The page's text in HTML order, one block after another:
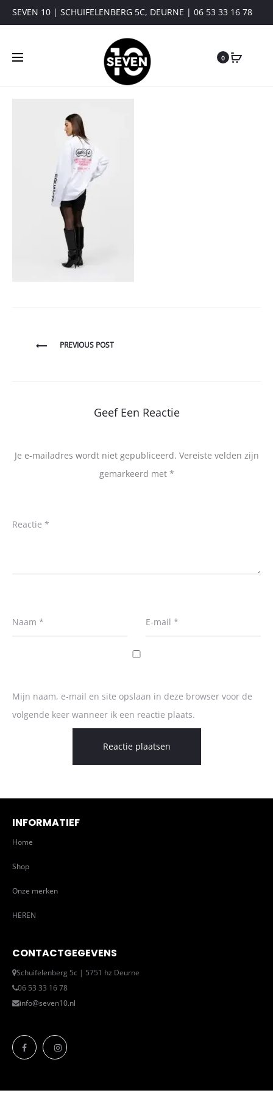
SEVEN 10 | SCHUIFELENBERG 5C, DEURNE | 06 53 33 16 78
0
BerichtPREVIOUS POST
Geef Een Reactie
Je e-mailadres wordt niet gepubliceerd. Vereiste velden zijn
gemarkeerd met *
Reactie *
Naam * E-mail *
Mijn naam, e-mail en site opslaan in deze browser voor de
volgende keer wanneer ik een reactie plaats.
INFORMATIEF
Home
Shop
Onze merken
HEREN
CONTACTGEGEVENS
Schuifelenberg 5c | 5751 hz Deurne
06 53 33 16 78
info@seven10.nl